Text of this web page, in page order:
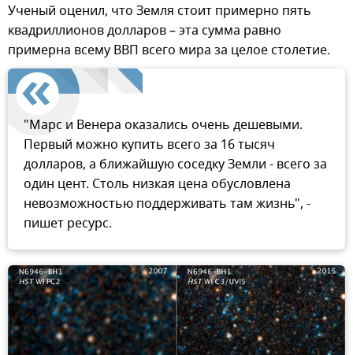
Ученый оценил, что Земля стоит примерно пять
квадриллионов долларов – эта сумма равно
примерна всему ВВП всего мира за целое столетие.
"Марс и Венера оказались очень дешевыми.
Первый можно купить всего за 16 тысяч
долларов, а ближайшую соседку Земли - всего за
один цент. Столь низкая цена обусловлена
невозможностью поддерживать там жизнь", -
пишет ресурс.